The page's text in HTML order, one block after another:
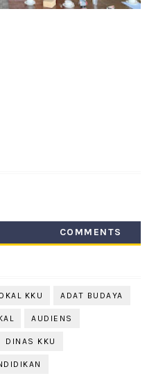
COMMENTS
KKU ADAT BUDAYA
AUDIENS
DINAS KKU